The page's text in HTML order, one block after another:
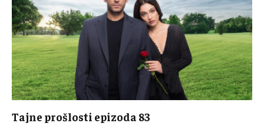
Tajne prošlosti epizoda 83